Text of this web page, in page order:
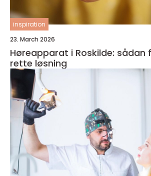
inspiration
23. March 2026
Høreapparat i Roskilde: sådan
rette løsning